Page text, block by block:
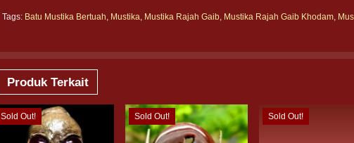
Tags: Batu Mustika Bertuah, Mustika, Mustika Rajah Gaib, Mustika Rajah Gaib Khodam,
Produk Terkait
Sold Out! Sold Out! Sold Out!